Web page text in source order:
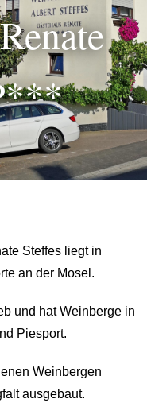
Steffes liegt in
an der Mosel.
und hat Weinberge in
Piesport.
Weinbergen
ausgebaut.